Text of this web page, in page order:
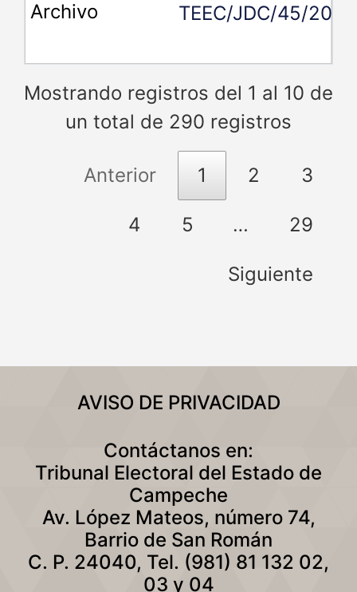
TEEC/JDC/45/2018
Mostrando registros del 1 al 10 de
un total de 290 registros
Anterior 1 2 3
4 5 … 29
Siguiente
AVISO DE PRIVACIDAD
Contáctanos en:
Tribunal Electoral del Estado de
Campeche
Av. López Mateos, número 74,
Barrio de San Román
C. P. 24040, Tel. (981) 81 132 02,
03 y 04